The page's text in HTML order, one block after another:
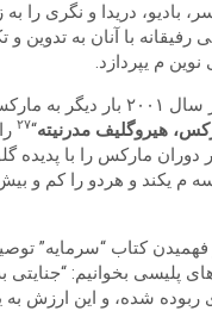
باديو، دريدا و نگری را به
رفيقانه با آنان به تدوين و
م یپردازد.
دانيل بنسعيد در سال ٢٠٠١
ھيروگليف مدرنيته“٢٧
دوران مارکس را با پديده
م یکند و ھردو را کم و
فھميدن کتاب “سرمايه”
پليسی بخوانيم: “جنايتی
ربوده شده، و اين ارزش به